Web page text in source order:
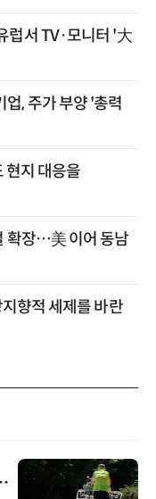
럽서 TV·모니터 '大
, 주가 부양 '총력
현지 대응을
확장…美 이어 동남
향적 세제를 바란